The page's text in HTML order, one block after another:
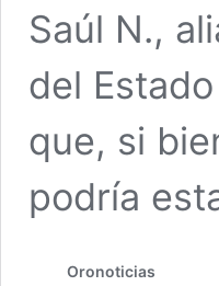
Saúl N.,
del
que, si
podría
Oronoticias